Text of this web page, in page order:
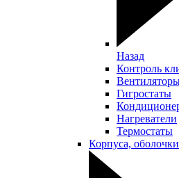
Назад
Контроль
Гигростаты
Нагреватели
Термостаты
Корпуса, оболочки